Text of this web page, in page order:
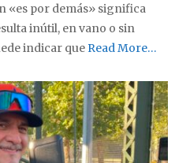
«es por demás» significa
inútil, en vano o sin
indicar queRead More…